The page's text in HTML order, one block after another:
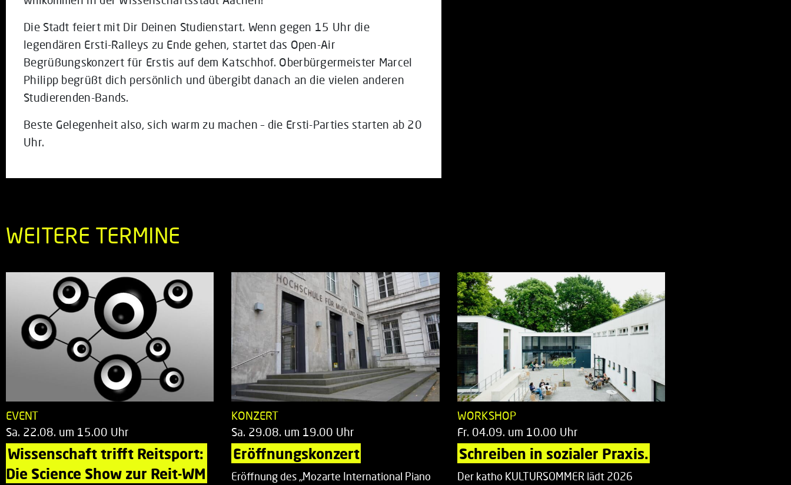
Die Stadt feiert mit Dir Deinen Studienstart. Wenn gegen 15 Uhr die
legendären Ersti-Ralleys zu Ende gehen, startet das Open-Air
Begrüßungskonzert für Erstis auf dem Katschhof. Oberbürgermeister Marcel
Philipp begrüßt dich persönlich und übergibt danach an die vielen anderen
Studierenden-Bands.
Beste Gelegenheit also, sich warm zu machen – die Ersti-Parties starten ab 20
Uhr.
WEITERE TERMINE
EVENT
Sa. 22.08. um 15.00 Uhr
Wissenschaft trifft Reitsport:
Die Science Show zur Reit-WM
KONZERT
Sa. 29.08. um 19.00 Uhr
Eröffnungskonzert
Eröffnung des „Mozarte International Piano
WORKSHOP
Fr. 04.09. um 10.00 Uhr
Schreiben in sozialer Praxis.
Der katho KULTURSOMMER lädt 2026